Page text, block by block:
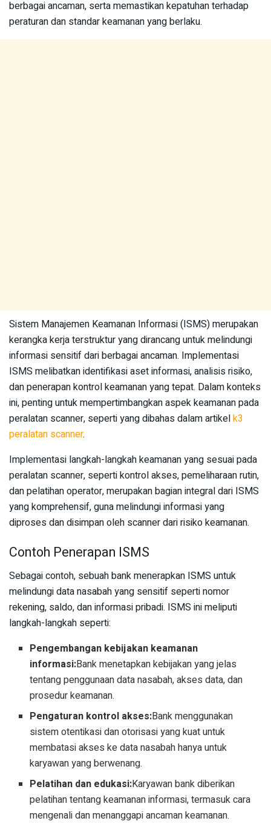
berbagai ancaman, serta memastikan kepatuhan terhadap
peraturan dan standar keamanan yang berlaku.
Sistem Manajemen Keamanan Informasi (ISMS) merupakan
kerangka kerja terstruktur yang dirancang untuk melindungi
informasi sensitif dari berbagai ancaman. Implementasi
ISMS melibatkan identifikasi aset informasi, analisis risiko,
dan penerapan kontrol keamanan yang tepat. Dalam konteks
ini, penting untuk mempertimbangkan aspek keamanan pada
peralatan scanner, seperti yang dibahas dalam artikelk3
peralatan scanner.
Implementasi langkah-langkah keamanan yang sesuai pada
peralatan scanner, seperti kontrol akses, pemeliharaan rutin,
dan pelatihan operator, merupakan bagian integral dari ISMS
yang komprehensif, guna melindungi informasi yang
diproses dan disimpan oleh scanner dari risiko keamanan.
Contoh Penerapan ISMS
Sebagai contoh, sebuah bank menerapkan ISMS untuk
melindungi data nasabah yang sensitif seperti nomor
rekening, saldo, dan informasi pribadi. ISMS ini meliputi
langkah-langkah seperti:
Pengembangan kebijakan keamanan
informasi:Bank menetapkan kebijakan yang jelas
tentang penggunaan data nasabah, akses data, dan
prosedur keamanan.
Pengaturan kontrol akses:Bank menggunakan
sistem otentikasi dan otorisasi yang kuat untuk
membatasi akses ke data nasabah hanya untuk
karyawan yang berwenang.
Pelatihan dan edukasi:Karyawan bank diberikan
pelatihan tentang keamanan informasi, termasuk cara
mengenali dan menanggapi ancaman keamanan.